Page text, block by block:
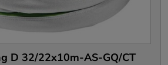
D 32/22x10m-AS-GQ/CT